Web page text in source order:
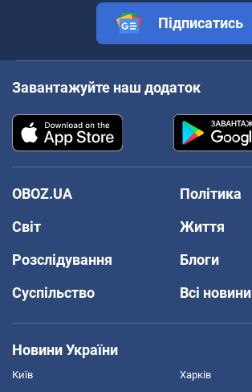
Підписатись
Завантажуйте наш додаток
OBOZ.UA
Політика
Світ
Життя
Розслідування
Блоги
Суспільство
Всі новини
Новини України
Київ Харків